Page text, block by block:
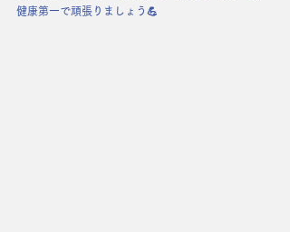
健康第一で頑張りましょう💪